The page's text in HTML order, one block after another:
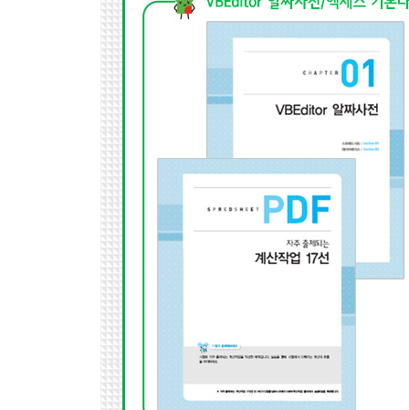
Section 05 실전 모의고사 5회
Chapter 03 실전 모의고사(PDF)
Section 01 실전 모의고사 6회
Section 02 실전 모의고사 7회
Section 03 실전 모의고사 8회
Section 04 실전 모의고사 9회
Section 05 실전 모의고사 10회
PART 05 최신 기출문제
Chapter 01 최신 기출문제
Section 01 최신 기출문제 1회
Section 02 최신 기출문제 2회
Section 03 최신 기출문제 3회
Section 04 최신 기출문제 4회